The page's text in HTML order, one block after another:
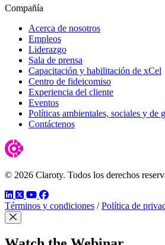
Compañía
Acerca de nosotros
Empleos
Liderazgo
Sala de prensa
Capacitación y habilitación de xCel
Centro de fideicomiso
Experiencia del cliente
Eventos
Políticas ambientales, sociales y de
Contáctenos
© 2026 Claroty. Todos los derechos
LinkedIn
TwitterYouTube
Facebook
Términos y condiciones / Política de
Close Modal